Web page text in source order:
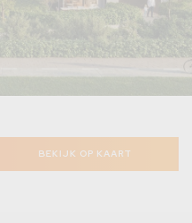
BEKIJK OP KAART